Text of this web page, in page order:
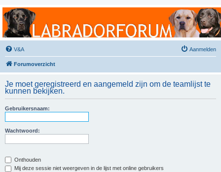
Labradorforum
Het gezelligste Labradorforum van Nederland en België!
V&A Aanmelden
Forumoverzicht
Je moet geregistreerd en aangemeld zijn om de teamlijst te
kunnen bekijken.
Gebruikersnaam:
Wachtwoord:
Onthouden
Mij deze sessie niet weergeven in de lijst met online gebruikers